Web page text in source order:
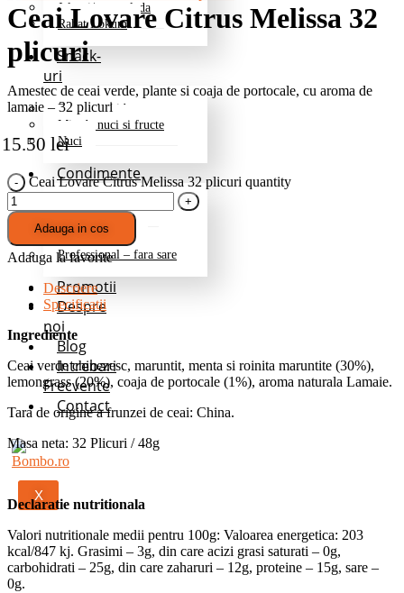
Jeleuri/marmelada
Rahat Lokum
Snack-
uri
Fructe deshidratate
Mix de nuci si fructe
Nuci
Condimente
Mixuri de baza
Pentru cartofi
Professional – fara sare
Promotii
Despre
noi
Blog
Intrebari
Frecvente
Contact
X
Ceai Lovare Citrus Melissa 32
plicuri
Amestec de ceai verde, plante si coaja de portocale, cu aroma de
lamaie – 32 plicuri
15.50 lei
Ceai Lovare Citrus Melissa 32 plicuri quantity
Adauga in cos
Adauga la favorite
Descriere
Specificatii
Ingrediente
Ceai verde chinezesc, maruntit, menta si roinita maruntite (30%),
lemongrass (20%), coaja de portocale (1%), aroma naturala Lamaie.
Tara de origine a frunzei de ceai: China.
Masa neta: 32 Plicuri / 48g
Declaratie nutritionala
Valori nutritionale medii pentru 100g: Valoarea energetica: 203
kcal/847 kj. Grasimi – 3g, din care acizi grasi saturati – 0g,
carbohidrati – 25g, din care zaharuri – 12g, proteine – 15g, sare –
0g.